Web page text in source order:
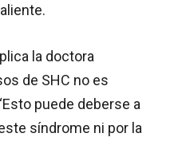
la doctora
de SHC no es
puede deberse a
síndrome ni por la